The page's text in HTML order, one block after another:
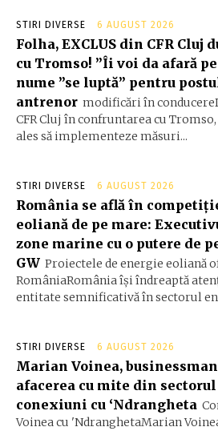
STIRI DIVERSE 6 AUGUST 2026
Folha, EXCLUS din CFR Cluj
cu Tromso! ”Îi voi da afară
nume ”se luptă” pentru
antrenor modificări în
CFR Cluj în confruntarea cu
ales să implementeze măsuri...
STIRI DIVERSE 6 AUGUST 2026
România se află în
eoliană de pe mare:
zone marine cu o putere de
GW Proiectele de energie eoliană
RomâniaRomânia își îndreaptă
entitate semnificativă în sectorul
STIRI DIVERSE 6 AUGUST 2026
Marian Voinea,
afacerea cu mite din
conexiuni cu ‘Ndrangheta
Voinea cu 'NdranghetaMarian